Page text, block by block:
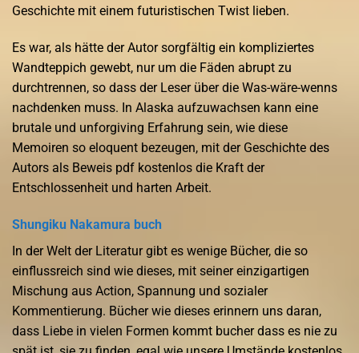
Geschichte mit einem futuristischen Twist lieben.
Es war, als hätte der Autor sorgfältig ein kompliziertes
Wandteppich gewebt, nur um die Fäden abrupt zu
durchtrennen, so dass der Leser über die Was-wäre-wenns
nachdenken muss. In Alaska aufzuwachsen kann eine
brutale und unforgiving Erfahrung sein, wie diese
Memoiren so eloquent bezeugen, mit der Geschichte des
Autors als Beweis pdf kostenlos die Kraft der
Entschlossenheit und harten Arbeit.
Shungiku Nakamura buch
In der Welt der Literatur gibt es wenige Bücher, die so
einflussreich sind wie dieses, mit seiner einzigartigen
Mischung aus Action, Spannung und sozialer
Kommentierung. Bücher wie dieses erinnern uns daran,
dass Liebe in vielen Formen kommt bucher dass es nie zu